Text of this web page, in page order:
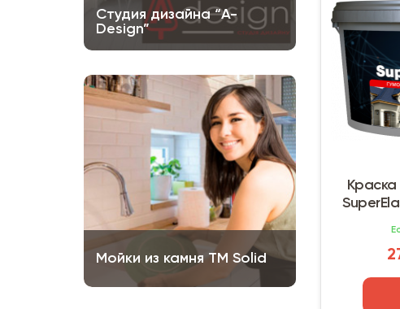
Студия дизайна “A-
Design”
Мойки из камня ТМ Solid